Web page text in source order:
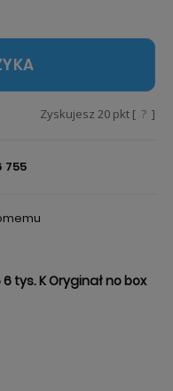
Zyskujesz 20 pkt [ ? ]
755
tys. K Oryginał no box